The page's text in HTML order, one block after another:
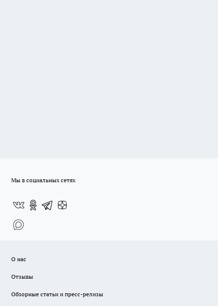
Мы в социальных сетях
О нас
Отзывы
Обзорные статьи и пресс-релизы